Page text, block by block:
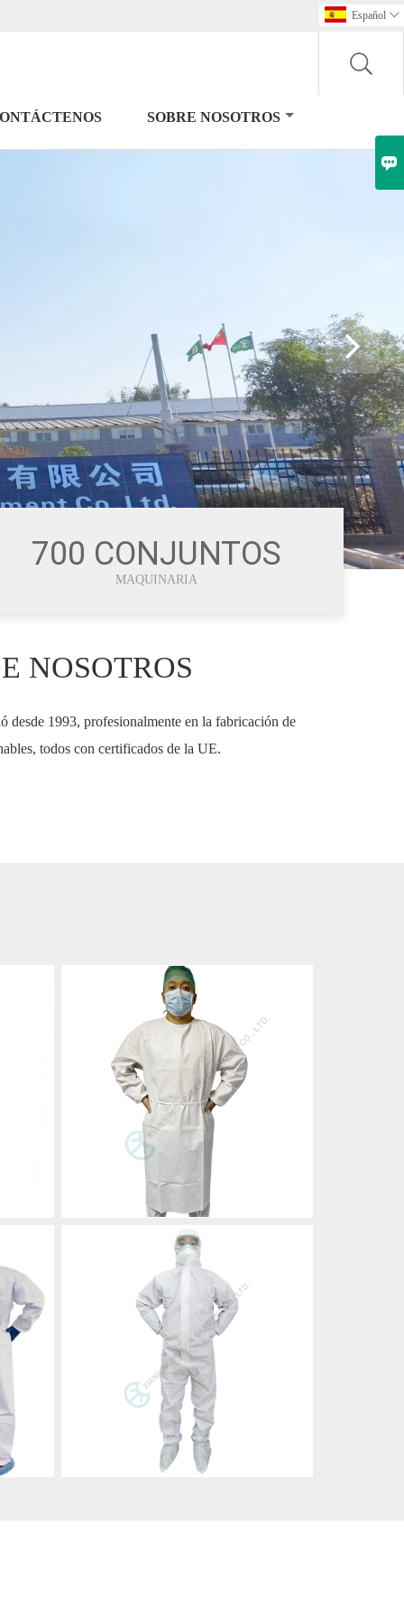
Español 
SOBRE NOSOTROS
700 CONJUNTOS
MAQUINARIA
NOSOTROS
desde 1993, profesionalmente en la fabricación de
todos con certificados de la UE.
